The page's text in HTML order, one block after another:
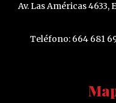
Av. Las Américas 4633,
Teléfono: 664 681